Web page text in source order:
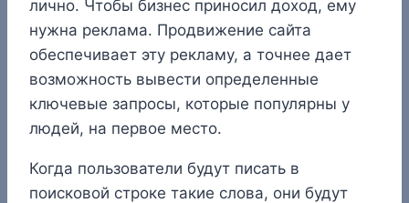
лично. Чтобы бизнес приносил доход, ему
нужна реклама. Продвижение сайта
обеспечивает эту рекламу, а точнее дает
возможность вывести определенные
ключевые запросы, которые популярны у
людей, на первое место.
Когда пользователи будут писать в
поисковой строке такие слова, они будут